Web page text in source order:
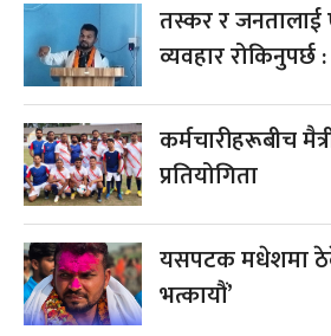
तस्कर र
व्यवहार
कर्मचारीहरूबीच
प्रतियोगिता
यसपटक मधेशमा
भत्कायौं’